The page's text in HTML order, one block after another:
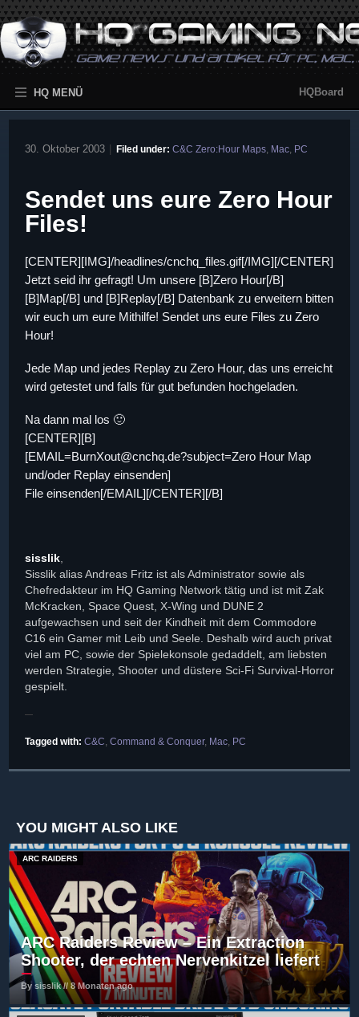
HQ MENÜ HQBoard
30. Oktober 2003 Filed under: C&C Zero:Hour Maps, Mac, PC
Sendet uns eure Zero Hour
Files!
[CENTER][IMG]/headlines/cnchq_files.gif[/IMG][/CENTER]
Jetzt seid ihr gefragt! Um unsere [B]Zero Hour[/B]
[B]Map[/B] und [B]Replay[/B] Datenbank zu erweitern bitten
wir euch um eure Mithilfe! Sendet uns eure Files zu Zero
Hour!
Jede Map und jedes Replay zu Zero Hour, das uns erreicht
wird getestet und falls für gut befunden hochgeladen.
Na dann mal los 🙂
[CENTER][B]
[EMAIL=BurnXout@cnchq.de?subject=Zero Hour Map
und/oder Replay einsenden]
File einsenden[/EMAIL][/CENTER][/B]
sisslik
Sisslik alias Andreas Fritz ist als Administrator sowie als
Chefredakteur im HQ Gaming Network tätig und ist mit Zak
McKracken, Space Quest, X-Wing und DUNE 2
aufgewachsen und seit der Kindheit mit dem Commodore
C16 ein Gamer mit Leib und Seele. Deshalb wird auch privat
viel am PC, sowie der Spielekonsole gedaddelt, am liebsten
werden Strategie, Shooter und düstere Sci-Fi Survival-Horror
gespielt.
Tagged with: C&C, Command & Conquer, Mac, PC
YOU MIGHT ALSO LIKE
ARC RAIDERS
ARC Raiders Review – Ein Extraction
Shooter, der echten Nervenkitzel liefert
By sisslik // 8 Monaten ago